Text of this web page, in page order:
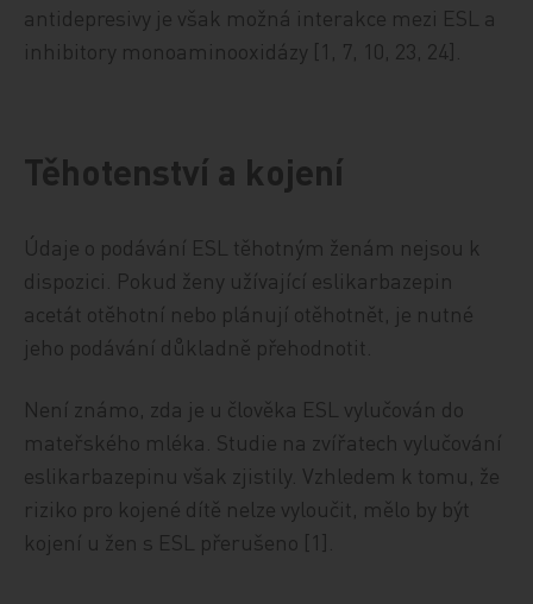
antidepresivy je však možná interakce mezi ESL a
inhibitory monoaminooxidázy [1, 7, 10, 23, 24].
Těhotenství a kojení
Údaje o podávání ESL těhotným ženám nejsou k
dispozici. Pokud ženy užívající eslikarbazepin
acetát otěhotní nebo plánují otěhotnět, je nutné
jeho podávání důkladně přehodnotit.
Není známo, zda je u člověka ESL vylučován do
mateřského mléka. Studie na zvířatech vylučování
eslikarbazepinu však zjistily. Vzhledem k tomu, že
riziko pro kojené dítě nelze vyloučit, mělo by být
kojení u žen s ESL přerušeno [1].